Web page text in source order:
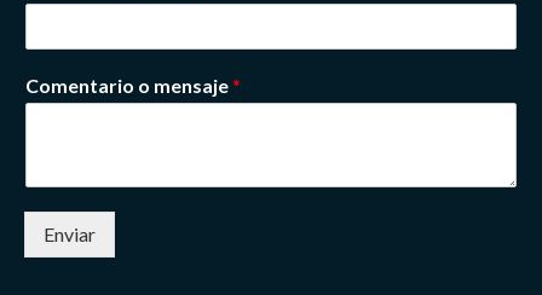
Comentario o mensaje*
Enviar